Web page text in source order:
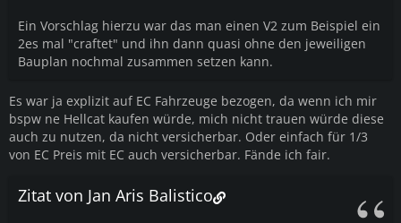
Ein Vorschlag hierzu war das man einen V2 zum Beispiel ein
2es mal "craftet" und ihn dann quasi ohne den jeweiligen
Bauplan nochmal zusammen setzen kann.
Es war ja explizit auf EC Fahrzeuge bezogen, da wenn ich mir
bspw ne Hellcat kaufen würde, mich nicht trauen würde diese
auch zu nutzen, da nicht versicherbar. Oder einfach für 1/3
von EC Preis mit EC auch versicherbar. Fände ich fair.
Zitat von Jan Aris Balistico